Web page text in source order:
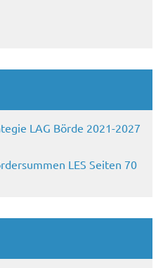
LAG Börde 2021-2027
LES Seiten 70